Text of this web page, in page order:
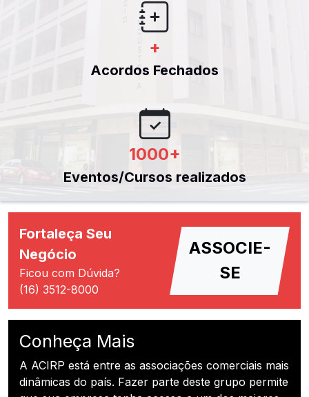
+
Acordos Fechados
1000+
Eventos/Cursos realizados
Fortaleça Seu
Negócio
Ficou com Dúvida?
(16) 3512-8000
ASSOCIE-
SE
Conheça Mais
A ACIRP está entre as associações comerciais mais
dinâmicas do país. Fazer parte deste grupo permite